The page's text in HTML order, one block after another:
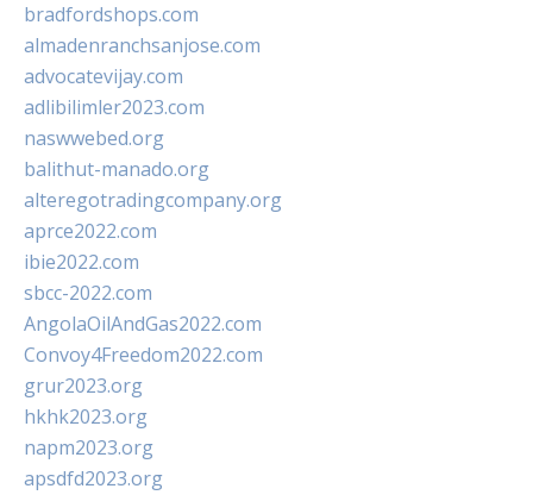
bradfordshops.com
almadenranchsanjose.com
advocatevijay.com
adlibilimler2023.com
naswwebed.org
balithut-manado.org
alteregotradingcompany.org
aprce2022.com
ibie2022.com
sbcc-2022.com
AngolaOilAndGas2022.com
Convoy4Freedom2022.com
grur2023.org
hkhk2023.org
napm2023.org
apsdfd2023.org